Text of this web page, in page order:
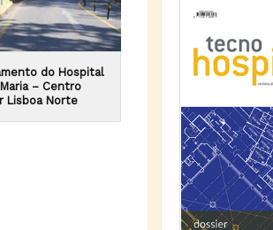
do Hospital
– Centro
Lisboa Norte